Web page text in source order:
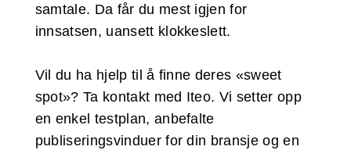
samtale. Da får du mest igjen for
innsatsen, uansett klokkeslett.
Vil du ha hjelp til å finne deres «sweet
spot»? Ta kontakt med Iteo. Vi setter opp
en enkel testplan, anbefalte
publiseringsvinduer for din bransje og en